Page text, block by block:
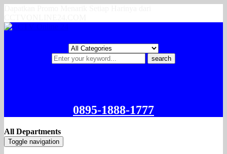
search
0895-1888-1777
All Departments
Toggle navigation